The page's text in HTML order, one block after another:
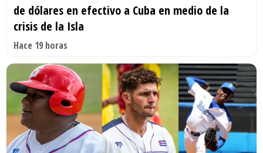
de dólares en efectivo a Cuba en medio de la
crisis de la Isla
Hace 19 horas